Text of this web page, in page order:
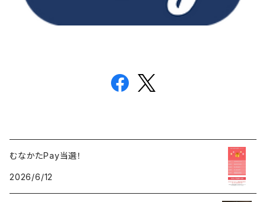
むなかたPay当選！
2026/6/12